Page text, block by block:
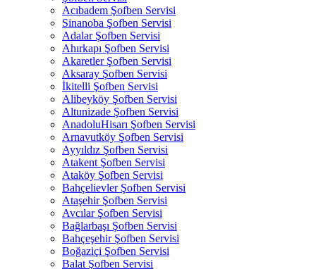
Acıbadem Şofben Servisi
Sinanoba Şofben Servisi
Adalar Şofben Servisi
Ahırkapı Şofben Servisi
Akaretler Şofben Servisi
Aksaray Şofben Servisi
İkitelli Şofben Servisi
Alibeyköy Şofben Servisi
Altunizade Şofben Servisi
AnadoluHisarı Şofben Servisi
Arnavutköy Şofben Servisi
Ayyıldız Şofben Servisi
Atakent Şofben Servisi
Ataköy Şofben Servisi
Bahçelievler Şofben Servisi
Ataşehir Şofben Servisi
Avcılar Şofben Servisi
Bağlarbaşı Şofben Servisi
Bahçeşehir Şofben Servisi
Boğaziçi Şofben Servisi
Balat Şofben Servisi